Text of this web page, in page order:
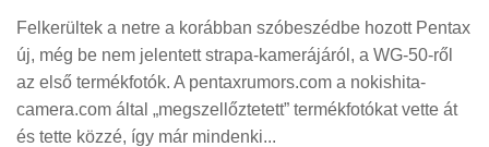
Felkerültek a netre a korábban szóbeszédbe hozott Pentax
új, még be nem jelentett strapa-kamerájáról, a WG-50-ről
az első termékfotók. A pentaxrumors.com a nokishita-
camera.com által „megszellőztetett” termékfotókat vette át
és tette közzé, így már mindenki...